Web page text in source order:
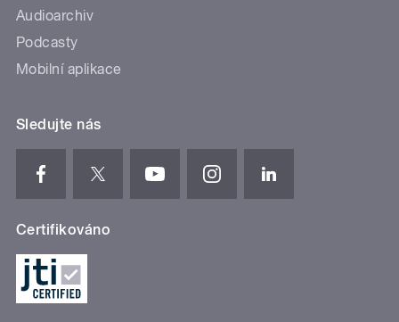
Audioarchiv
Podcasty
Mobilní aplikace
Sledujte nás
Certifikováno